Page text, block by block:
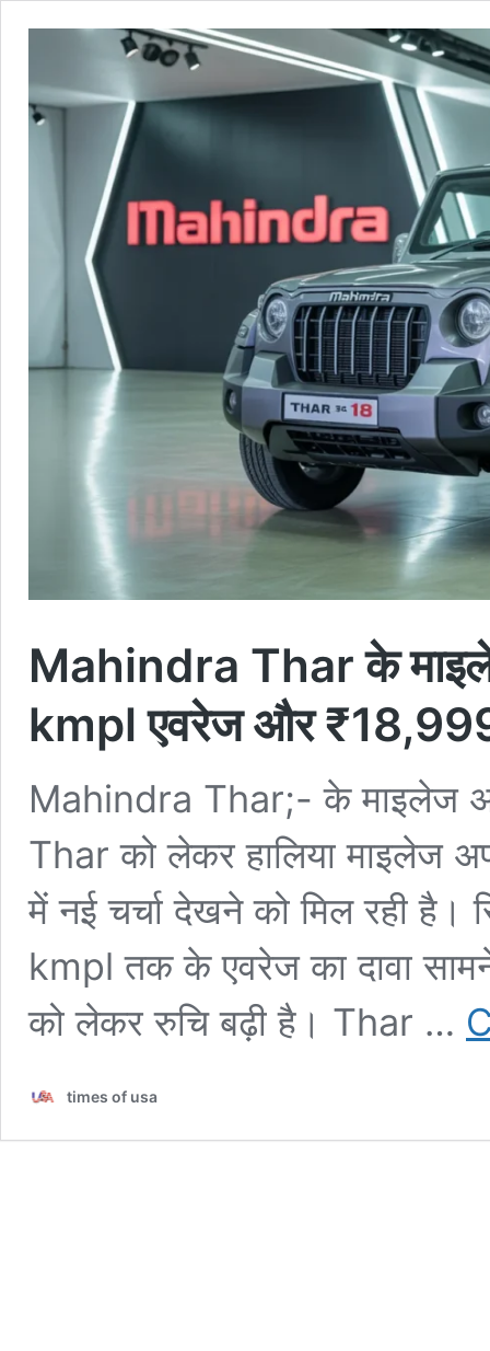
Mahindra Thar के
kmpl एवरेज और
Mahindra Thar;- के माइलेज
Thar को लेकर हालिया माइलेज
में नई चर्चा देखने को मिल रही है।
kmpl तक के एवरेज का दावा
को लेकर रुचि बढ़ी है। Thar …
times of usa